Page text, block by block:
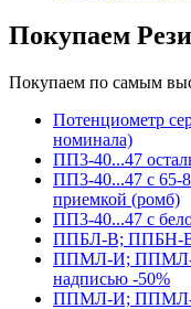
Покупаем
Покупаем по самым
Потенциометр
номинала)
ПП3-40...47
ПП3-40...47 с 65-
приемкой (ромб)
ПП3-40...47 с
ППБЛ-В; ППБН-
ППМЛ-И; ППМЛ-
надписью -50%
ППМЛ-И; ППМЛ-